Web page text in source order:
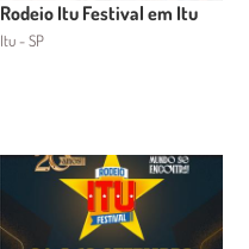
Rodeio Itu Festival em Itu
Itu - SP